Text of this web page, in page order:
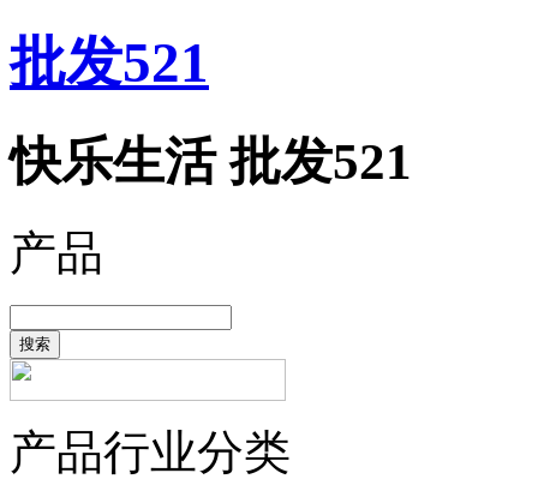
批发521
快乐生活 批发521
产品
搜索
产品行业分类